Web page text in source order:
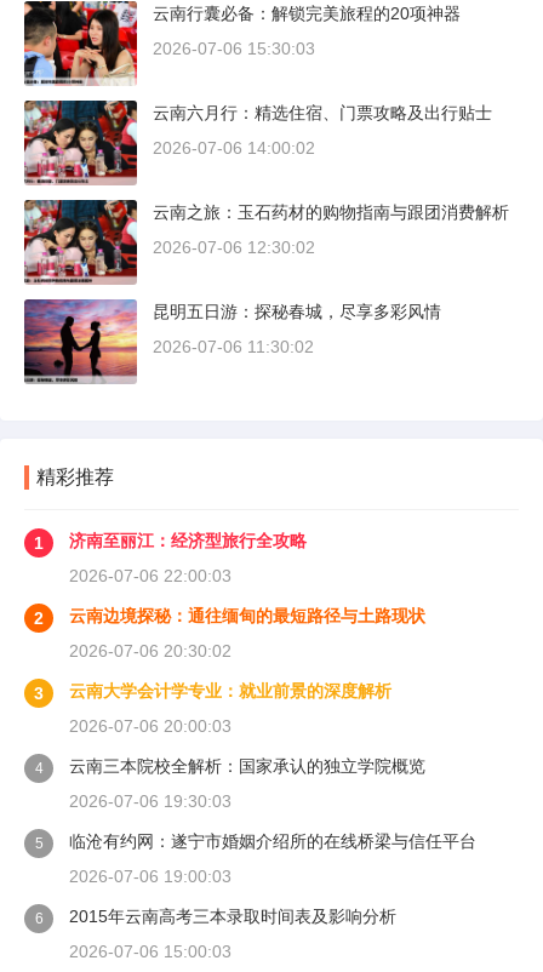
云南行囊必备：解锁完美旅程的20项神器
2026-07-06 15:30:03
云南六月行：精选住宿、门票攻略及出行贴士
2026-07-06 14:00:02
云南之旅：玉石药材的购物指南与跟团消费解析
2026-07-06 12:30:02
昆明五日游：探秘春城，尽享多彩风情
2026-07-06 11:30:02
精彩推荐
1
济南至丽江：经济型旅行全攻略
2026-07-06 22:00:03
2
云南边境探秘：通往缅甸的最短路径与土路现状
2026-07-06 20:30:02
3
云南大学会计学专业：就业前景的深度解析
2026-07-06 20:00:03
4
云南三本院校全解析：国家承认的独立学院概览
2026-07-06 19:30:03
5
临沧有约网：遂宁市婚姻介绍所的在线桥梁与信任平台
2026-07-06 19:00:03
6
2015年云南高考三本录取时间表及影响分析
2026-07-06 15:00:03